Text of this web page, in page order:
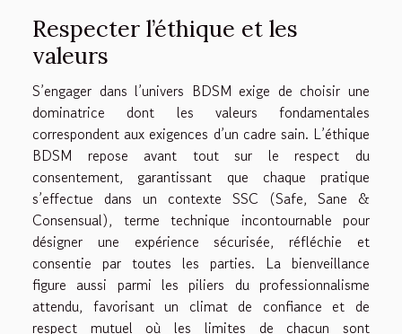
Respecter l’éthique et les
valeurs
S’engager dans l’univers BDSM exige de choisir une
dominatrice dont les valeurs fondamentales
correspondent aux exigences d’un cadre sain. L’éthique
BDSM repose avant tout sur le respect du
consentement, garantissant que chaque pratique
s’effectue dans un contexte SSC (Safe, Sane &
Consensual), terme technique incontournable pour
désigner une expérience sécurisée, réfléchie et
consentie par toutes les parties. La bienveillance
figure aussi parmi les piliers du professionnalisme
attendu, favorisant un climat de confiance et de
respect mutuel où les limites de chacun sont